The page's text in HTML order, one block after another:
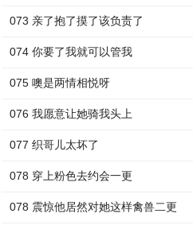
073 亲了抱了摸了该负责了
074 你要了我就可以管我
075 噢是两情相悦呀
076 我愿意让她骑我头上
077 织哥儿太坏了
078 穿上粉色去约会一更
078 震惊他居然对她这样禽兽二更